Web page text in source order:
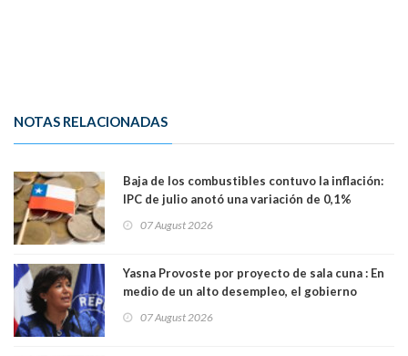
NOTAS RELACIONADAS
Baja de los combustibles contuvo la inflación:
IPC de julio anotó una variación de 0,1%
07 August 2026
Yasna Provoste por proyecto de sala cuna : En
medio de un alto desempleo, el gobierno
07 August 2026